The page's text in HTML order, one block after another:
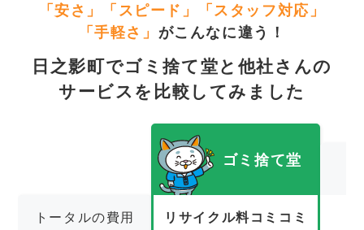
「安さ」「スピード」「スタッフ対応」
「手軽さ」 がこんなに違う！
日之影町でゴミ捨て堂と他社さんの
サービスを比較してみました
トータルの費用
ゴミ捨て堂
リサイクル料コミコミ